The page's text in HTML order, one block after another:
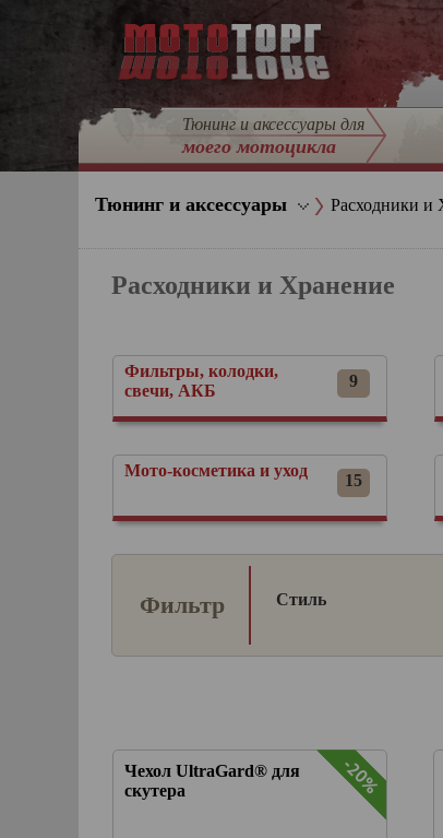
Тюнинг и аксессуары для
моего мотоцикла
Тюнинг и аксессуары Расходники и
Расходники и Хранение
Фильтры, колодки,
свечи, АКБ
9
Мото-косметика и уход
15
Фильтр Стиль
Чехол UltraGard® для
скутера
-20%
-20%